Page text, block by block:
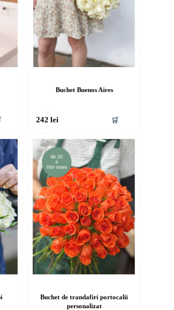
Buchet Buenos Aires
242lei 🛒
Buchet de trandafiri portocalii
personalizat